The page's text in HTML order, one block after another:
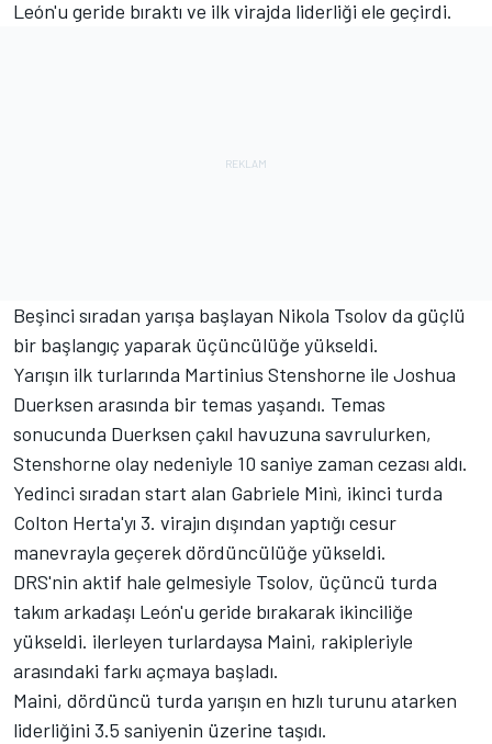
León'u geride bıraktı ve ilk virajda liderliği ele geçirdi.
Beşinci sıradan yarışa başlayan Nikola Tsolov da güçlü
bir başlangıç yaparak üçüncülüğe yükseldi.
Yarışın ilk turlarında Martinius Stenshorne ile Joshua
Duerksen arasında bir temas yaşandı. Temas
sonucunda Duerksen çakıl havuzuna savrulurken,
Stenshorne olay nedeniyle 10 saniye zaman cezası aldı.
Yedinci sıradan start alan Gabriele Minì, ikinci turda
Colton Herta'yı 3. virajın dışından yaptığı cesur
manevrayla geçerek dördüncülüğe yükseldi.
DRS'nin aktif hale gelmesiyle Tsolov, üçüncü turda
takım arkadaşı León'u geride bırakarak ikinciliğe
yükseldi. ilerleyen turlardaysa Maini, rakipleriyle
arasındaki farkı açmaya başladı.
Maini, dördüncü turda yarışın en hızlı turunu atarken
liderliğini 3.5 saniyenin üzerine taşıdı.